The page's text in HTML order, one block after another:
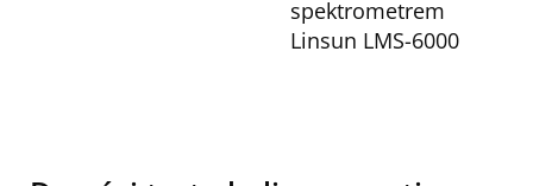
spektrometrem
Linsun LMS-6000